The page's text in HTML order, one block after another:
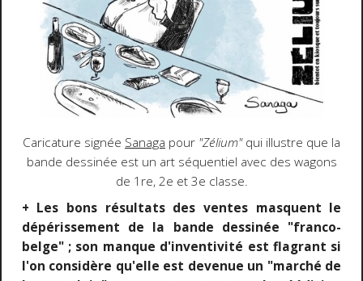
Caricature signée Sanaga pour "Zélium"qui illustre que la
bande dessinée est un art séquentiel avec des wagons
de 1re, 2e et 3e classe.
+ Les bons résultats des ventes masquent le
dépérissement de la bande dessinée "franco-
belge" ; son manque d'inventivité est flagrant si
l'on considère qu'elle est devenue un "marché de